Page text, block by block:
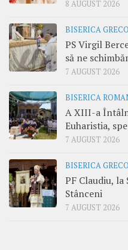
8 AUGUST 2026
BISERICA
PS Virgil
să ne
7 AUGUST 2026
BISERICA
A XIII-a
Euharistia,
7 AUGUST 2026
BISERICA
PF Claudiu, la
Stânceni
7 AUGUST 2026